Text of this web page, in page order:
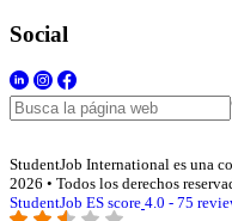
Social
StudentJob International es una
2026 • Todos los derechos
StudentJob ES score 4.0 - 75